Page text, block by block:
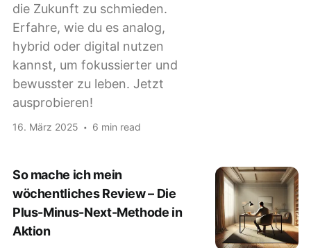
die Zukunft zu schmieden.
Erfahre, wie du es analog,
hybrid oder digital nutzen
kannst, um fokussierter und
bewusster zu leben. Jetzt
ausprobieren!
16. März 2025 6 min read
So mache ich mein
wöchentliches Review – Die
Plus-Minus-Next-Methode in
Aktion